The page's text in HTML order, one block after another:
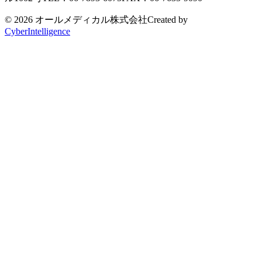
© 2026 オールメディカル株式会社Created by
CyberIntelligence